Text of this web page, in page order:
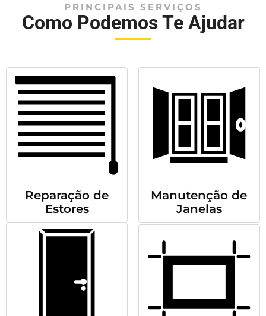
PRINCIPAIS SERVIÇOS
Como Podemos Te Ajudar
Reparação de
Estores
Manutenção de
Janelas